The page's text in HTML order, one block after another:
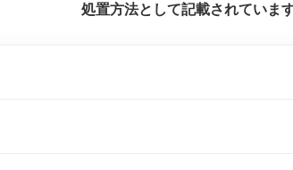
処置方法として記載されています